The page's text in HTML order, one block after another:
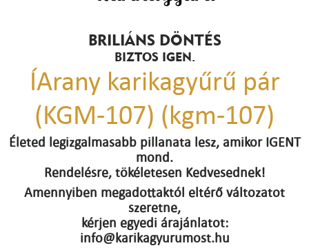
BRILIÁNS DÖNTÉS
BIZTOS IGEN.
ÍArany karikagyűrű pár
(KGM-107) (kgm-107)
Életed legizgalmasabb pillanata lesz, amikor IGENT
mond.
Rendelésre, tökéletesen Kedvesednek!
Amennyiben megadottaktól eltérő változatot
szeretne,
kérjen egyedi árajánlatot:
info@karikagyurumost.hu